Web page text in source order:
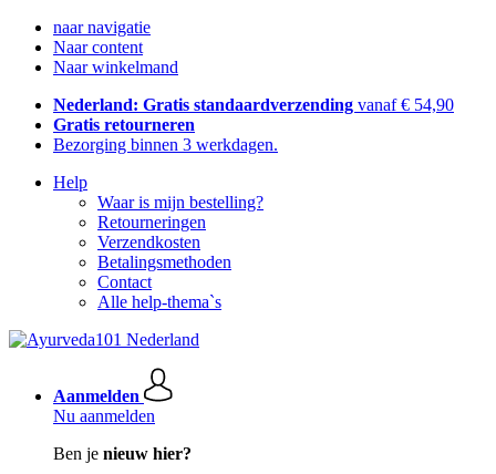
naar navigatie
Naar content
Naar winkelmand
Nederland: Gratis standaardverzending vanaf € 54,90
Gratis retourneren
Bezorging binnen 3 werkdagen.
Help
Waar is mijn bestelling?
Retourneringen
Verzendkosten
Betalingsmethoden
Contact
Alle help-thema`s
Aanmelden
Nu aanmelden
Ben je nieuw hier?